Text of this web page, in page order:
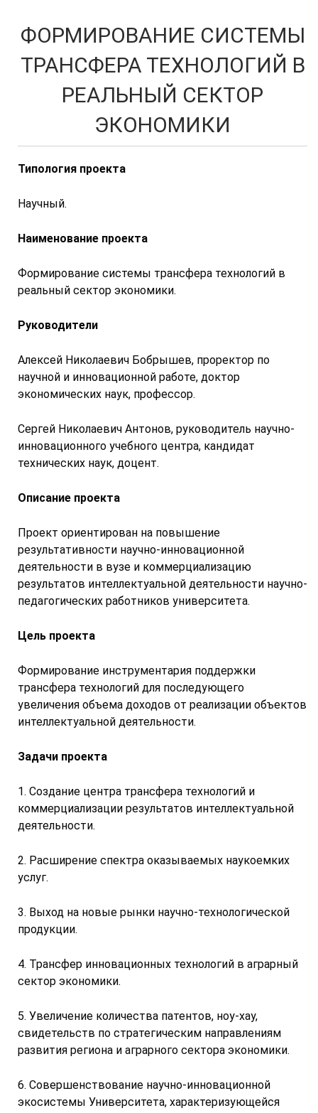
ФОРМИРОВАНИЕ СИСТЕМЫ
ТРАНСФЕРА ТЕХНОЛОГИЙ В
РЕАЛЬНЫЙ СЕКТОР
ЭКОНОМИКИ
Типология проекта
Научный.
Наименование проекта
Формирование системы трансфера технологий в
реальный сектор экономики.
Руководители
Алексей Николаевич Бобрышев, проректор по
научной и инновационной работе, доктор
экономических наук, профессор.
Сергей Николаевич Антонов, руководитель научно-
инновационного учебного центра, кандидат
технических наук, доцент.
Описание проекта
Проект ориентирован на повышение
результативности научно-инновационной
деятельности в вузе и коммерциализацию
результатов интеллектуальной деятельности научно-
педагогических работников университета.
Цель проекта
Формирование инструментария поддержки
трансфера технологий для последующего
увеличения объема доходов от реализации объектов
интеллектуальной деятельности.
Задачи проекта
1. Создание центра трансфера технологий и
коммерциализации результатов интеллектуальной
деятельности.
2. Расширение спектра оказываемых наукоемких
услуг.
3. Выход на новые рынки научно-технологической
продукции.
4. Трансфер инновационных технологий в аграрный
сектор экономики.
5. Увеличение количества патентов, ноу-хау,
свидетельств по стратегическим направлениям
развития региона и аграрного сектора экономики.
6. Совершенствование научно-инновационной
экосистемы Университета, характеризующейся